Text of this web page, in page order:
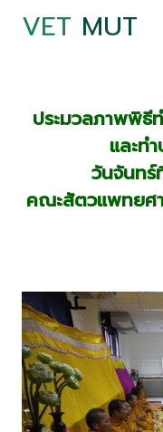
VET MUT
ประมวลภาพพิ
และท
วันจันทร์
คณะสัตวแพทยศ